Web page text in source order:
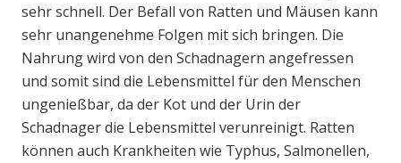
sehr schnell. Der Befall von Ratten und Mäusen kann
sehr unangenehme Folgen mit sich bringen. Die
Nahrung wird von den Schadnagern angefressen
und somit sind die Lebensmittel für den Menschen
ungenießbar, da der Kot und der Urin der
Schadnager die Lebensmittel verunreinigt. Ratten
können auch Krankheiten wie Typhus, Salmonellen,